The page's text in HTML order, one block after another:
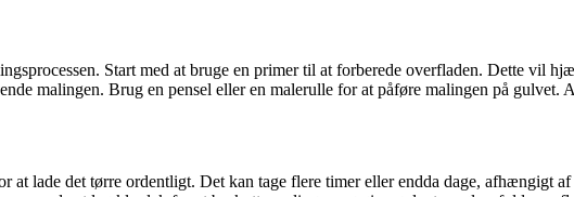
Start med at bruge en primer til at forberede overfladen. Dette vil
malingen. Brug en pensel eller en malerulle for at påføre malingen på
at lade det tørre ordentligt. Det kan tage flere timer eller endda dage, afhængigt